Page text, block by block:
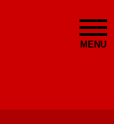
MENU